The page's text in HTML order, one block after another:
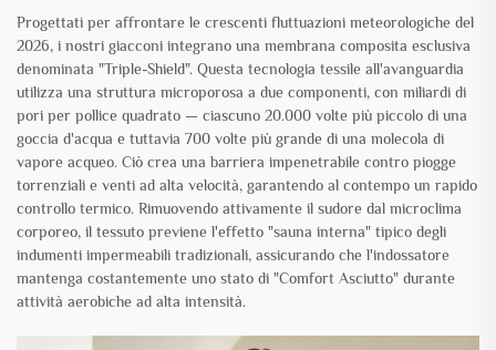
Progettati per affrontare le crescenti fluttuazioni meteorologiche del
2026, i nostri giacconi integrano una membrana composita esclusiva
denominata "Triple-Shield". Questa tecnologia tessile all'avanguardia
utilizza una struttura microporosa a due componenti, con miliardi di
pori per pollice quadrato — ciascuno 20.000 volte più piccolo di una
goccia d'acqua e tuttavia 700 volte più grande di una molecola di
vapore acqueo. Ciò crea una barriera impenetrabile contro piogge
torrenziali e venti ad alta velocità, garantendo al contempo un rapido
controllo termico. Rimuovendo attivamente il sudore dal microclima
corporeo, il tessuto previene l'effetto "sauna interna" tipico degli
indumenti impermeabili tradizionali, assicurando che l'indossatore
mantenga costantemente uno stato di "Comfort Asciutto" durante
attività aerobiche ad alta intensità.